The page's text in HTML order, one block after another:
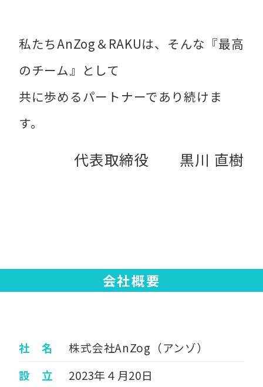
私たちAnZog＆RAKUは、そんな『最高
のチーム』として
共に歩めるパートナーであり続けま
す。
代表取締役 黒川 直樹
会社概要
社 名
株式会社AnZog（アンゾ）
設 立
2023年４月20日